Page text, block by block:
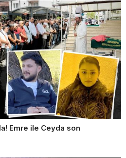
Emre ile Ceyda son